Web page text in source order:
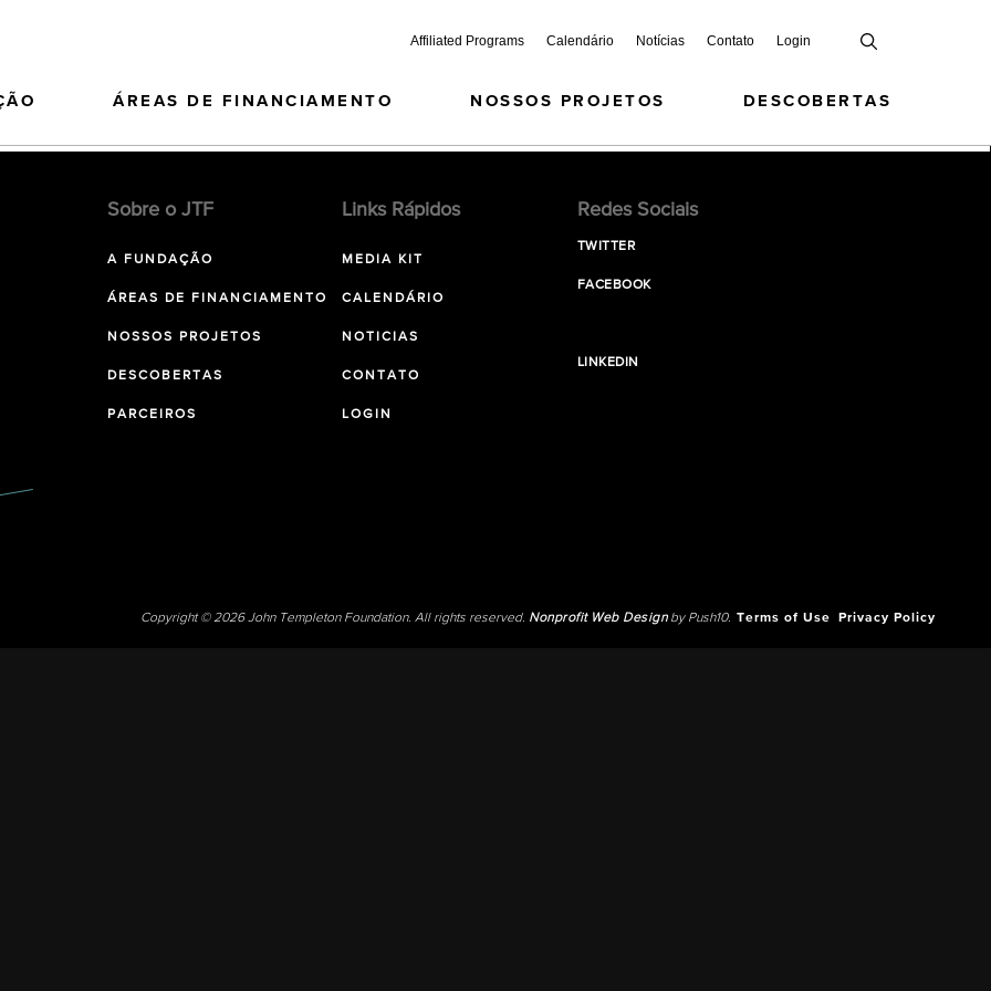
Affiliated Programs Calendário Notícias Contato Login
ÁREAS DE FINANCIAMENTO NOSSOS PROJETOS DESCOBERTAS
Sobre o JTF
A FUNDAÇÃO
ÁREAS DE FINANCIAMENTO
NOSSOS PROJETOS
DESCOBERTAS
PARCEIROS
Links Rápidos
MEDIA KIT
CALENDÁRIO
NOTICIAS
CONTATO
LOGIN
Redes Sociais
TWITTER
FACEBOOK
LINKEDIN
Copyright © 2026 John Templeton Foundation. All rights reserved. Nonprofit Web Designby Push10. Terms of Use Privacy Policy